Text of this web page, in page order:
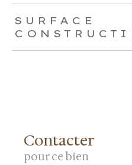
SURFACE
Contacter
pour ce bien